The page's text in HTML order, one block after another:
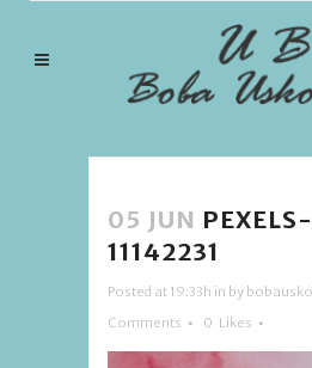
05 JUN
11142231
Posted at 19:33h in by
Comments
0 Likes